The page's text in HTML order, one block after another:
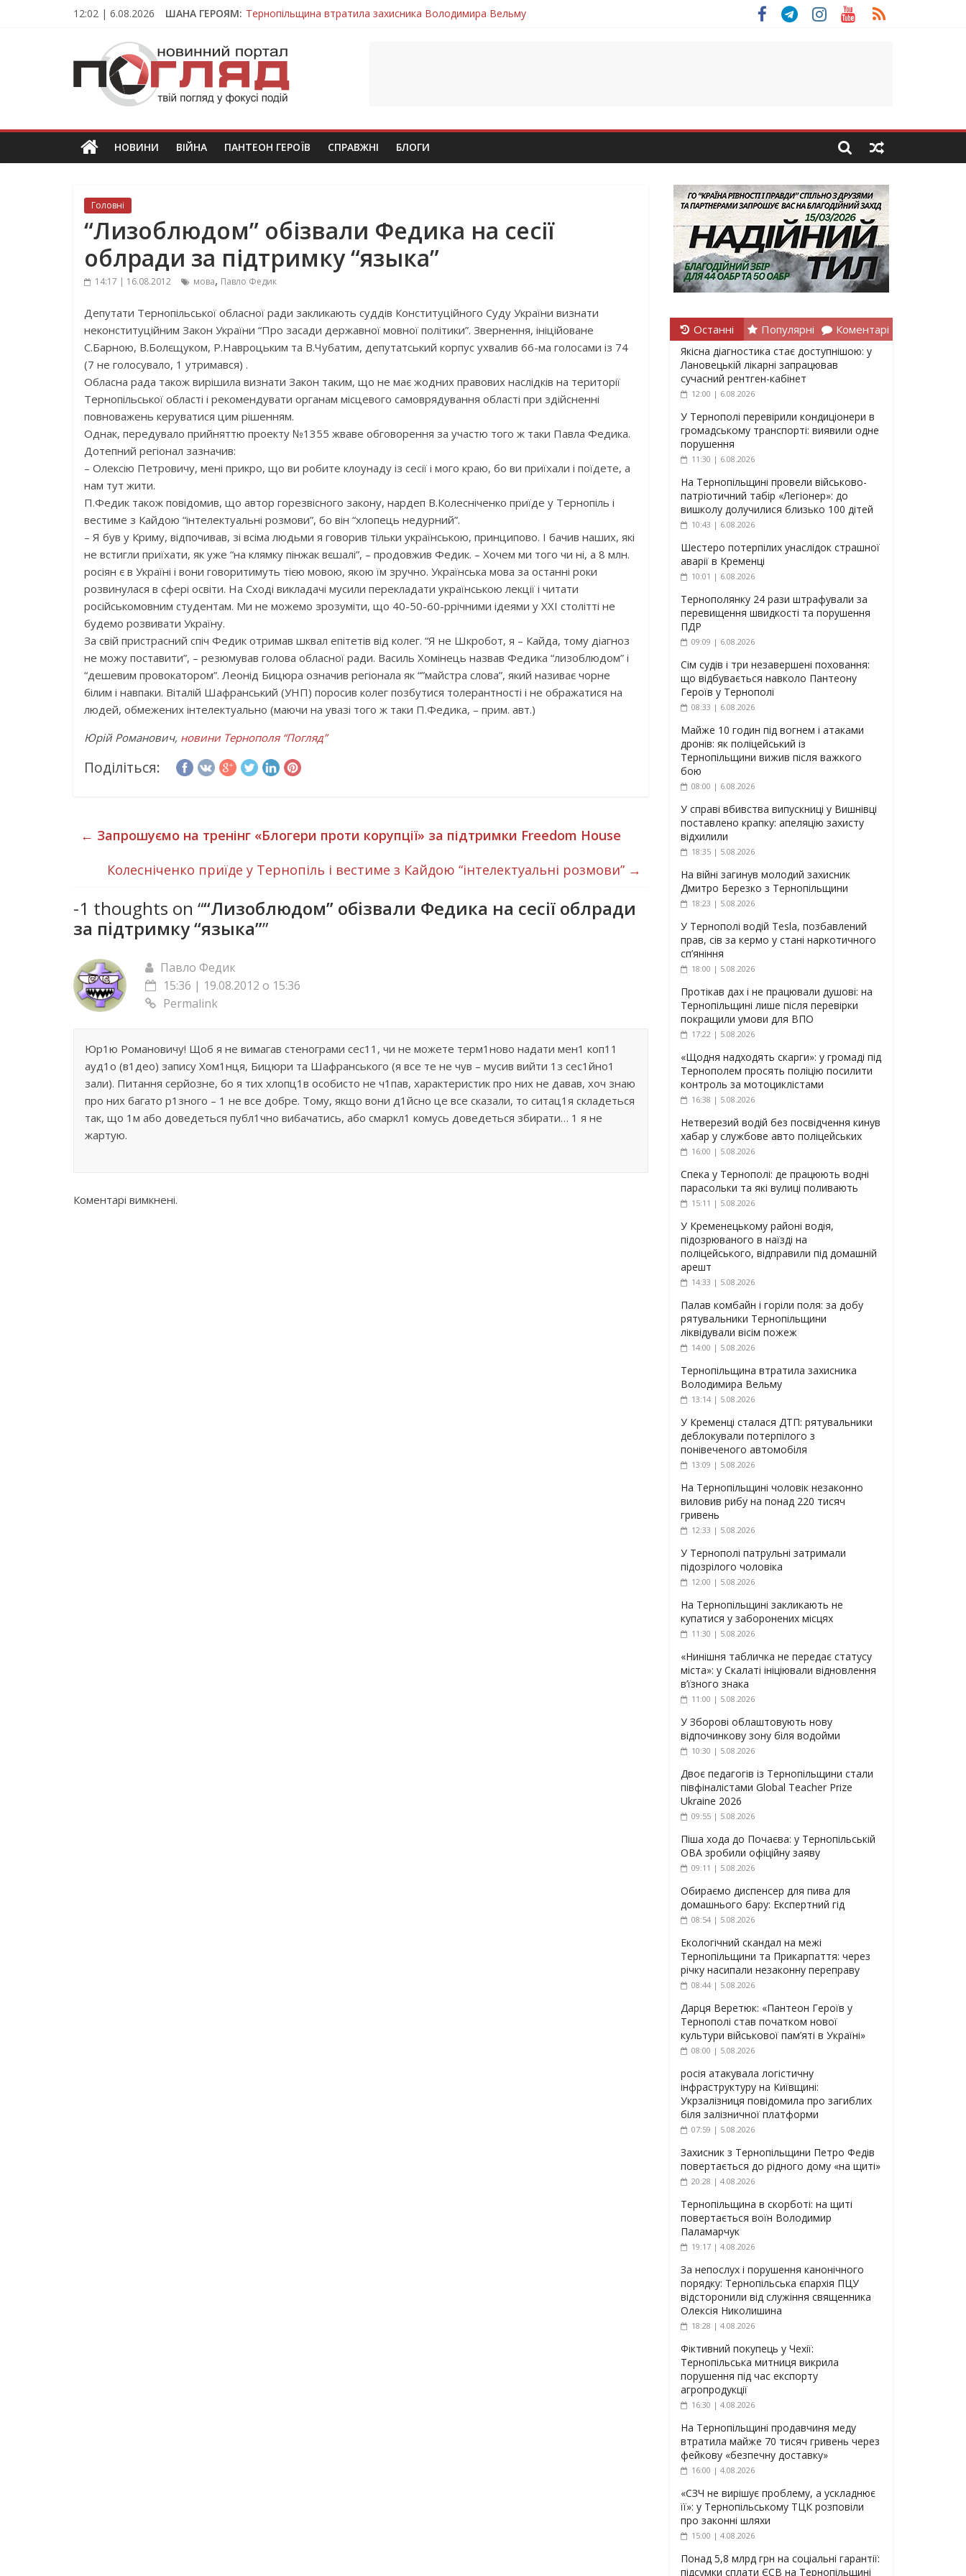
12:02 | 6.08.2026 ШАНА ГЕРОЯМ: Тернопільщина втратила захисника Володимира Вельму
Тернопільщина в скорботі: на щиті повертається воїн Володимир Паламарчук
Під час виконання бойового завдання загинув захисник Юрій Пушкар з Тернопільщини
На війні загинув молодий захисник Дмитро Березко з Тернопільщини
ПОГЛЯД
Новини
Тернополя.
новини
та
НОВИНИ ВІЙНА ПАНТЕОН ГЕРОЇВ СПРАВЖНІ БЛОГИ
Головні
“Лизоблюдом” обізвали Федика на сесії
облради за підтримку “языка”
14:17 | 16.08.2012 мова, Павло Федик
Депутати Тернопільської обласної ради закликають суддів Конституційного Суду України визнати
неконституційним Закон України “Про засади державної мовної політики”. Звернення, ініційоване
С.Барною, В.Болєщуком, Р.Навроцьким та В.Чубатим, депутатський корпус ухвалив 66-ма голосами із 74
(7 не голосувало, 1 утримався) .
Обласна рада також вирішила визнати Закон таким, що не має жодних правових наслідків на території
Тернопільської області і рекомендувати органам місцевого самоврядування області при здійсненні
повноважень керуватися цим рішенням.
Однак, передувало прийняттю проекту №1355 жваве обговорення за участю того ж таки Павла Федика.
Дотепний регіонал зазначив:
– Олексію Петровичу, мені прикро, що ви робите клоунаду із сесії і мого краю, бо ви приїхали і поїдете, а
нам тут жити.
П.Федик також повідомив, що автор горезвісного закону, нардеп В.Колесніченко приїде у Тернопіль і
вестиме з Кайдою “інтелектуальні розмови”, бо він “хлопець недурний”.
– Я був у Криму, відпочивав, зі всіма людьми я говорив тільки українською, принципово. І бачив наших, які
не встигли приїхати, як уже “на клямку пінжак вєшалі”, – продовжив Федик. – Хочем ми того чи ні, а 8 млн.
росіян є в Україні і вони говоритимуть тією мовою, якою їм зручно. Українська мова за останні роки
розвинулася в сфері освіти. На Сході викладачі мусили перекладати українською лекції і читати
російськомовним студентам. Ми не можемо зрозуміти, що 40-50-60-ррічними ідеями у ХХІ столітті не
будемо розвивати Україну.
За свій пристрасний спіч Федик отримав шквал епітетів від колег. “Я не Шкробот, я – Кайда, тому діагноз
не можу поставити”, – резюмував голова обласної ради. Василь Хомінець назвав Федика “лизоблюдом” і
“дешевим провокатором”. Леонід Бицюра означив регіонала як “”майстра слова”, який називає чорне
білим і навпаки. Віталій Шафранський (УНП) поросив колег позбутися толерантності і не ображатися на
людей, обмежених інтелектуально (маючи на увазі того ж таки П.Федика, – прим. авт.)
Юрій Романович, новини Тернополя “Погляд”
Поділіться:
← Запрошуємо на тренінг «Блогери проти корупції» за підтримки Freedom House
Колесніченко приїде у Тернопіль і вестиме з Кайдою “інтелектуальні розмови” →
-1 thoughts on ““Лизоблюдом” обізвали Федика на сесії облради
за підтримку “языка””
Павло Федик
15:36 | 19.08.2012 о 15:36
Permalink
Юр1ю Романовичу! Щоб я не вимагав стенограми сес11, чи не можете терм1ново надати мен1 коп11
ауд1о (в1део) запису Хом1нця, Бицюри та Шафранського (я все те не чув – мусив вийти 1з сес1йно1
зали). Питання серйозне, бо я тих хлопц1в особисто не ч1пав, характеристик про них не давав, хоч знаю
про них багато р1зного – 1 не все добре. Тому, якщо вони д1йсно це все сказали, то ситац1я складеться
так, що 1м або доведеться публ1чно вибачатись, або смаркл1 комусь доведеться збирати… 1 я не
жартую.
Коментарі вимкнені.
Останні Популярні Коментарі
Якісна діагностика стає доступнішою: у
Лановецькій лікарні запрацював
сучасний рентген-кабінет
12:00 | 6.08.2026
У Тернополі перевірили кондиціонери в
громадському транспорті: виявили одне
порушення
11:30 | 6.08.2026
На Тернопільщині провели військово-
патріотичний табір «Легіонер»: до
вишколу долучилися близько 100 дітей
10:43 | 6.08.2026
Шестеро потерпілих унаслідок страшної
аварії в Кременці
10:01 | 6.08.2026
Тернополянку 24 рази штрафували за
перевищення швидкості та порушення
ПДР
09:09 | 6.08.2026
Сім судів і три незавершені поховання:
що відбувається навколо Пантеону
Героїв у Тернополі
08:33 | 6.08.2026
Майже 10 годин під вогнем і атаками
дронів: як поліцейський із
Тернопільщини вижив після важкого
бою
08:00 | 6.08.2026
У справі вбивства випускниці у Вишнівці
поставлено крапку: апеляцію захисту
відхилили
18:35 | 5.08.2026
На війні загинув молодий захисник
Дмитро Березко з Тернопільщини
18:23 | 5.08.2026
У Тернополі водій Tesla, позбавлений
прав, сів за кермо у стані наркотичного
сп’яніння
18:00 | 5.08.2026
Протікав дах і не працювали душові: на
Тернопільщині лише після перевірки
покращили умови для ВПО
17:22 | 5.08.2026
«Щодня надходять скарги»: у громаді під
Тернополем просять поліцію посилити
контроль за мотоциклістами
16:38 | 5.08.2026
Нетверезий водій без посвідчення кинув
хабар у службове авто поліцейських
16:00 | 5.08.2026
Спека у Тернополі: де працюють водні
парасольки та які вулиці поливають
15:11 | 5.08.2026
У Кременецькому районі водія,
підозрюваного в наїзді на
поліцейського, відправили під домашній
арешт
14:33 | 5.08.2026
Палав комбайн і горіли поля: за добу
рятувальники Тернопільщини
ліквідували вісім пожеж
14:00 | 5.08.2026
Тернопільщина втратила захисника
Володимира Вельму
13:14 | 5.08.2026
У Кременці сталася ДТП: рятувальники
деблокували потерпілого з
понівеченого автомобіля
13:09 | 5.08.2026
На Тернопільщині чоловік незаконно
виловив рибу на понад 220 тисяч
гривень
12:33 | 5.08.2026
У Тернополі патрульні затримали
підозрілого чоловіка
12:00 | 5.08.2026
На Тернопільщині закликають не
купатися у заборонених місцях
11:30 | 5.08.2026
«Нинішня табличка не передає статусу
міста»: у Скалаті ініціювали відновлення
в’їзного знака
11:00 | 5.08.2026
У Зборові облаштовують нову
відпочинкову зону біля водойми
10:30 | 5.08.2026
Двоє педагогів із Тернопільщини стали
півфіналістами Global Teacher Prize
Ukraine 2026
09:55 | 5.08.2026
Піша хода до Почаєва: у Тернопільській
ОВА зробили офіційну заяву
09:11 | 5.08.2026
Обираємо диспенсер для пива для
домашнього бару: Експертний гід
08:54 | 5.08.2026
Екологічний скандал на межі
Тернопільщини та Прикарпаття: через
річку насипали незаконну переправу
08:44 | 5.08.2026
Дарця Веретюк: «Пантеон Героїв у
Тернополі став початком нової
культури військової пам’яті в Україні»
08:00 | 5.08.2026
росія атакувала логістичну
інфраструктуру на Київщині:
Укрзалізниця повідомила про загиблих
біля залізничної платформи
07:59 | 5.08.2026
Захисник з Тернопільщини Петро Федів
повертається до рідного дому «на щиті»
20:28 | 4.08.2026
Тернопільщина в скорботі: на щиті
повертається воїн Володимир
Паламарчук
19:17 | 4.08.2026
За непослух і порушення канонічного
порядку: Тернопільська єпархія ПЦУ
відсторонили від служіння священника
Олексія Николишина
18:28 | 4.08.2026
Фіктивний покупець у Чехії:
Тернопільська митниця викрила
порушення під час експорту
агропродукції
16:30 | 4.08.2026
На Тернопільщині продавчиня меду
втратила майже 70 тисяч гривень через
фейкову «безпечну доставку»
16:00 | 4.08.2026
«СЗЧ не вирішує проблему, а ускладнює
її»: у Тернопільському ТЦК розповіли
про законні шляхи
15:00 | 4.08.2026
Понад 5,8 млрд грн на соціальні гарантії:
підсумки сплати ЄСВ на Тернопільщині